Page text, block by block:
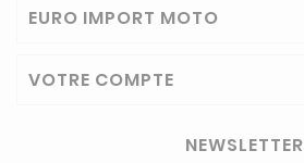
EURO IMPORT MOTO
VOTRE COMPTE
NEWSLETTER